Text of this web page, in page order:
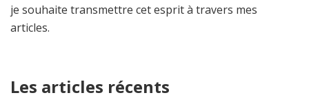
je souhaite transmettre cet esprit à travers mes
articles.
Les articles récents